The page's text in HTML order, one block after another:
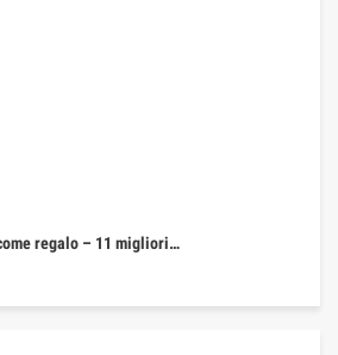
regalo – 11 migliori…